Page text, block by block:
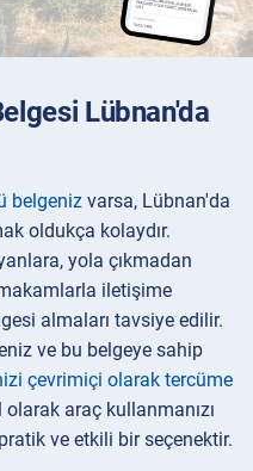
Lübnan'da
belgeniz varsa, Lübnan'da
oldukça kolaydır.
yola çıkmadan
iletişime
almaları tavsiye edilir.
ve bu belgeye sahip
çevrimiçi olarak tercüme
araç kullanmanızı
ve etkili bir seçenektir.